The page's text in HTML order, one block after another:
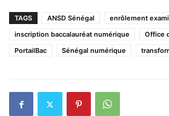
TAGS ANSD Sénégal
enrôlement
inscription baccalauréat numérique
Office
PortailBac
Sénégal numérique